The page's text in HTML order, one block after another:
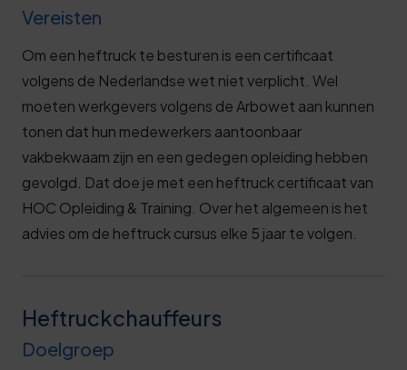
Vereisten
Om een heftruck te besturen is een certificaat
volgens de Nederlandse wet niet verplicht. Wel
moeten werkgevers volgens de Arbowet aan kunnen
tonen dat hun medewerkers aantoonbaar
vakbekwaam zijn en een gedegen opleiding hebben
gevolgd. Dat doe je met een heftruck certificaat van
HOC Opleiding & Training. Over het algemeen is het
advies om de heftruck cursus elke 5 jaar te volgen.
Heftruckchauffeurs
Doelgroep